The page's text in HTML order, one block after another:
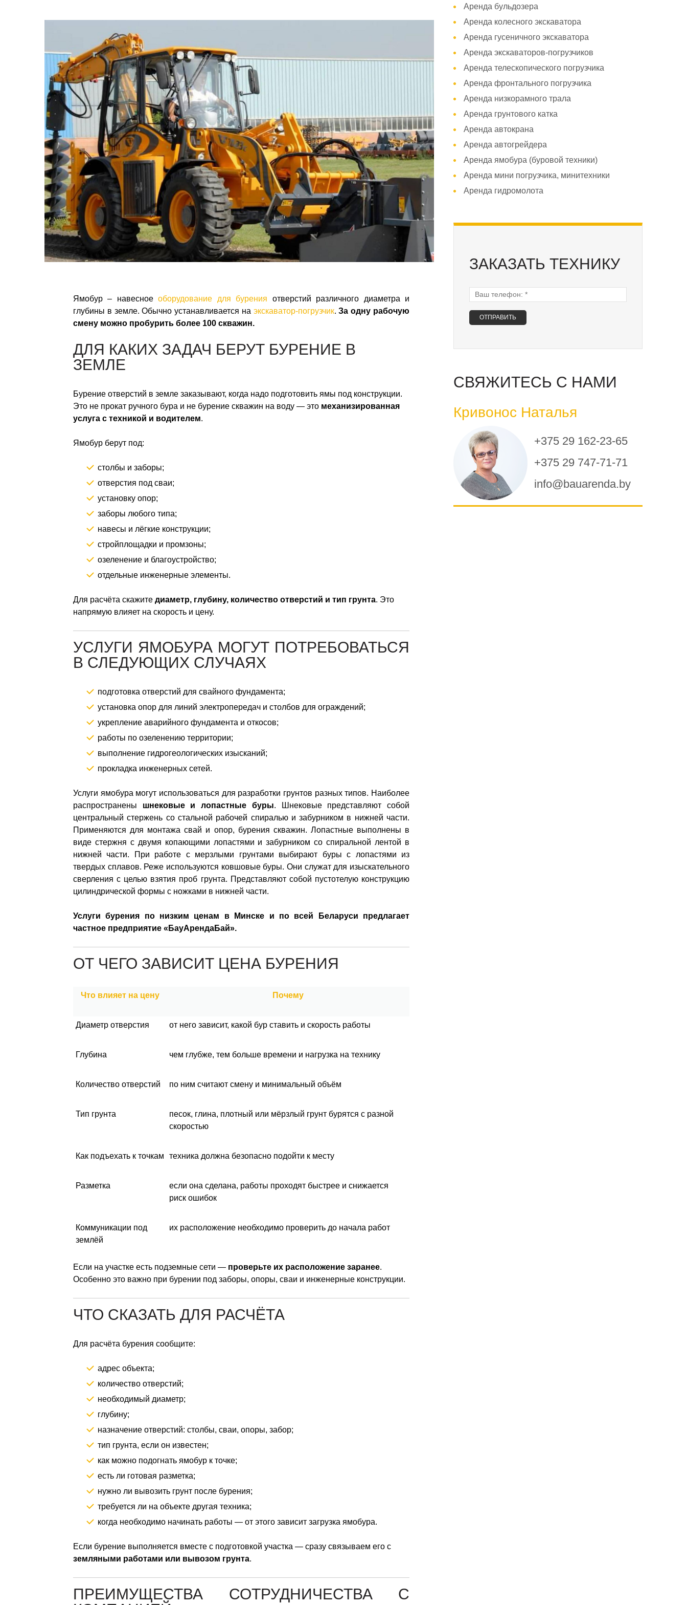
Ямобур – навесноеоборудование для бурения отверстий различного диаметра и
глубины в земле. Обычно устанавливается на экскаватор-погрузчик.За одну рабочую
смену можно пробурить более 100 скважин.
ДЛЯ КАКИХ ЗАДАЧ БЕРУТ БУРЕНИЕ В
ЗЕМЛЕ
Бурение отверстий в земле заказывают, когда надо подготовить ямы под конструкции.
Это не прокат ручного бура и не бурение скважин на воду — это механизированная
услуга с техникой и водителем.
Ямобур берут под:
столбы и заборы;
отверстия под сваи;
установку опор;
заборы любого типа;
навесы и лёгкие конструкции;
стройплощадки и промзоны;
озеленение и благоустройство;
отдельные инженерные элементы.
Для расчёта скажите диаметр, глубину, количество отверстий и тип грунта. Это
напрямую влияет на скорость и цену.
УСЛУГИ ЯМОБУРА МОГУТ ПОТРЕБОВАТЬСЯ
В СЛЕДУЮЩИХ СЛУЧАЯХ
подготовка отверстий для свайного фундамента;
установка опор для линий электропередач и столбов для ограждений;
укрепление аварийного фундамента и откосов;
работы по озеленению территории;
выполнение гидрогеологических изысканий;
прокладка инженерных сетей.
Услуги ямобура могут использоваться для разработки грунтов разных типов. Наиболее
распространены шнековые и лопастные буры. Шнековые представляют собой
центральный стержень со стальной рабочей спиралью и забурником в нижней части.
Применяются для монтажа свай и опор, бурения скважин. Лопастные выполнены в
виде стержня с двумя копающими лопастями и забурником со спиральной лентой в
нижней части. При работе с мерзлыми грунтами выбирают буры с лопастями из
твердых сплавов. Реже используются ковшовые буры. Они служат для изыскательного
сверления с целью взятия проб грунта. Представляют собой пустотелую конструкцию
цилиндрической формы с ножками в нижней части.
Услуги бурения по низким ценам в Минске и по всей Беларуси предлагает
частное предприятие «БауАрендаБай».
ОТ ЧЕГО ЗАВИСИТ ЦЕНА БУРЕНИЯ
Что влияет на цену Почему
Диаметр отверстия от него зависит, какой бур ставить и скорость работы
Глубина чем глубже, тем больше времени и нагрузка на технику
Количество отверстий по ним считают смену и минимальный объём
Тип грунта
песок, глина, плотный или мёрзлый грунт бурятся с разной
скоростью
Как подъехать к точкам техника должна безопасно подойти к месту
Разметка
если она сделана, работы проходят быстрее и снижается
риск ошибок
Коммуникации под
землёй
их расположение необходимо проверить до начала работ
Если на участке есть подземные сети — проверьте их расположение заранее.
Особенно это важно при бурении под заборы, опоры, сваи и инженерные конструкции.
ЧТО СКАЗАТЬ ДЛЯ РАСЧЁТА
Для расчёта бурения сообщите:
адрес объекта;
количество отверстий;
необходимый диаметр;
глубину;
назначение отверстий: столбы, сваи, опоры, забор;
тип грунта, если он известен;
как можно подогнать ямобур к точке;
есть ли готовая разметка;
нужно ли вывозить грунт после бурения;
требуется ли на объекте другая техника;
когда необходимо начинать работы — от этого зависит загрузка ямобура.
Если бурение выполняется вместе с подготовкой участка — сразу связываем его с
земляными работами или вывозом грунта.
ПРЕИМУЩЕСТВА СОТРУДНИЧЕСТВА С
Аренда бульдозера
Аренда колесного экскаватора
Аренда гусеничного экскаватора
Аренда экскаваторов-погрузчиков
Аренда телескопического погрузчика
Аренда фронтального погрузчика
Аренда низкорамного трала
Аренда грунтового катка
Аренда автокрана
Аренда автогрейдера
Аренда ямобура (буровой техники)
Аренда мини погрузчика, минитехники
Аренда гидромолота
ЗАКАЗАТЬ ТЕХНИКУ
Ваш телефон:
СВЯЖИТЕСЬ С НАМИ
Кривонос Наталья
+375 29 162-23-65
+375 29 747-71-71
info@bauarenda.by